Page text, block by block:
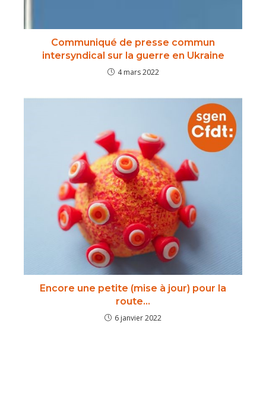
Communiqué de presse commun
intersyndical sur la guerre en Ukraine
4 mars 2022
Encore une petite (mise à jour) pour la
route…
6 janvier 2022